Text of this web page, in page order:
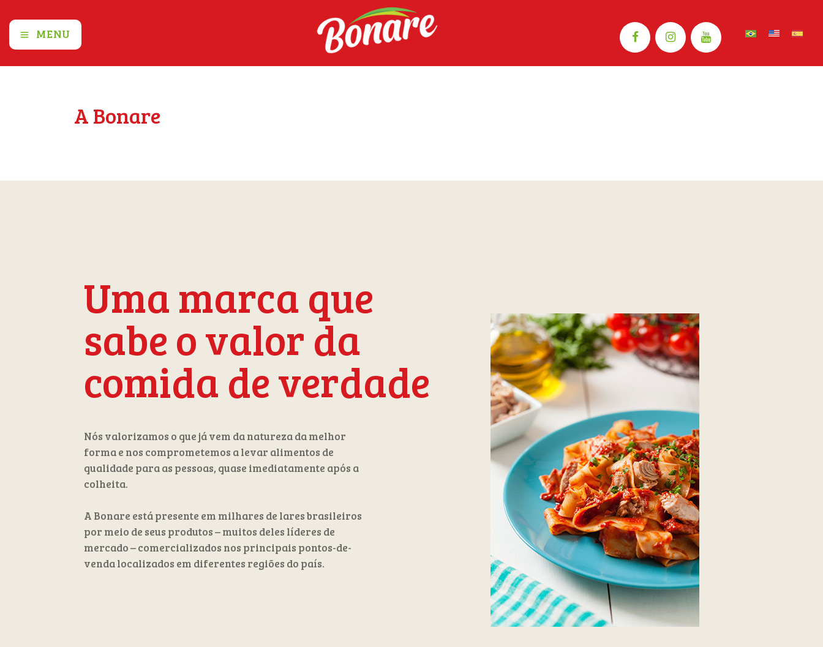
MENU
A Bonare
HOME
A BONARE
DIFERENCIAIS
Uma marca que
sabe o valor da
comida de verdade
Nós valorizamos o que já vem da natureza da melhor
forma e nos comprometemos a levar alimentos de
qualidade para as pessoas, quase imediatamente após a
colheita.
A Bonare está presente em milhares de lares brasileiros
por meio de seus produtos – muitos deles líderes de
mercado – comercializados nos principais pontos-de-
venda localizados em diferentes regiões do país.